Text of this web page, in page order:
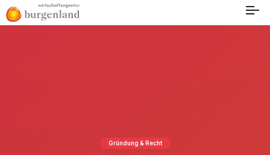
Gründung & Recht